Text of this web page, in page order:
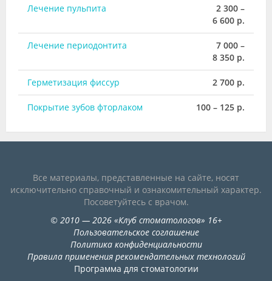
Лечение пульпита
2 300 –
6 600 р.
Лечение периодонтита
7 000 –
8 350 р.
Герметизация фиссур 2 700 р.
Покрытие зубов фторлаком 100 – 125 р.
Все материалы, представленные на сайте, носят
исключительно справочный и ознакомительный характер.
Посоветуйтесь с врачом.
© 2010— 2026«Клуб стоматологов» 16+
Пользовательское соглашение
Политика конфиденциальности
Правила применения рекомендательных технологий
Программа для стоматологии